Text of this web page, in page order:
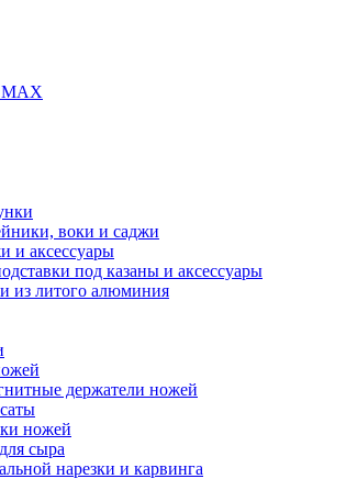
МАХ
воки и саджи
и аксессуары
под казаны и аксессуары
из литого алюминия
держатели ножей
ножей
сыра
нарезки и карвинга